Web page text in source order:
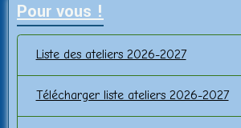
Pour vous !
Liste des ateliers 2026-2027
Télécharger liste ateliers 2026-2027